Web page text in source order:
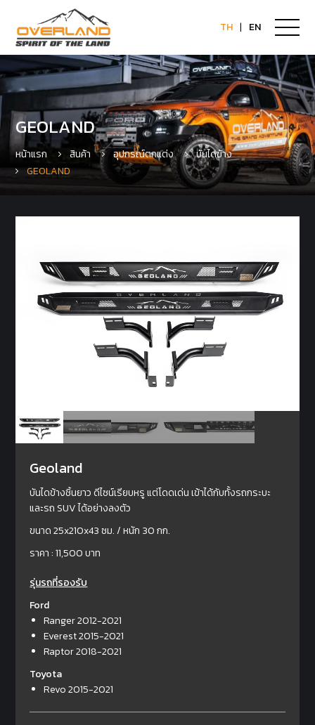
TH | EN
GEOLAND
หน้าแรก สินค้า อุปกรณ์ตกแต่ง
บันไดข้าง
GEOLAND
Geoland
บันไดข้างชิ้นยาว ดีไซน์เรียบหรู แต่โดดเด่น เข้าได้กับทั้งรถกระบะ
และรถ SUV ได้อย่างลงตัว
ขนาด 25x210x43 ซม. / หนัก 30 กก.
ราคา : 11,500 บาท
รุ่นรถที่รองรับ
Ford
Ranger 2012-2021
Everest 2015-2021
Raptor 2018-2021
Toyota
Revo 2015-2021